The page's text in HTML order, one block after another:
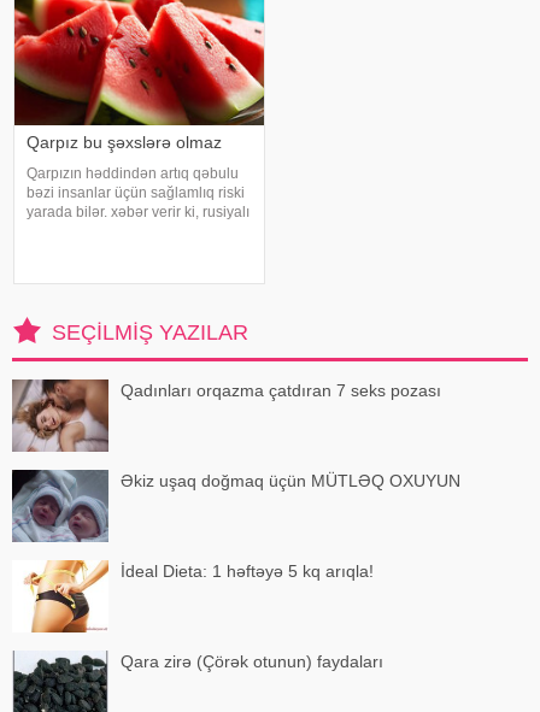
Qarpız bu şəxslərə olmaz
Qarpızın həddindən artıq qəbulu
bəzi insanlar üçün sağlamlıq riski
yarada bilər. xəbər verir ki, rusiyalı
meyvəni ehtiyatla istehla
SEÇILMIŞ YAZILAR
Qadınları orqazma çatdıran 7 seks pozası
Əkiz uşaq doğmaq üçün MÜTLƏQ OXUYUN
İdeal Dieta: 1 həftəyə 5 kq arıqla!
Qara zirə (Çörək otunun) faydaları